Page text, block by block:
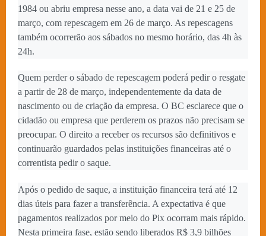
1984 ou abriu empresa nesse ano, a data vai de 21 e 25 de
março, com repescagem em 26 de março. As repescagens
também ocorrerão aos sábados no mesmo horário, das 4h às
24h.
Quem perder o sábado de repescagem poderá pedir o resgate
a partir de 28 de março, independentemente da data de
nascimento ou de criação da empresa. O BC esclarece que o
cidadão ou empresa que perderem os prazos não precisam se
preocupar. O direito a receber os recursos são definitivos e
continuarão guardados pelas instituições financeiras até o
correntista pedir o saque.
Após o pedido de saque, a instituição financeira terá até 12
dias úteis para fazer a transferência. A expectativa é que
pagamentos realizados por meio do Pix ocorram mais rápido.
Nesta primeira fase, estão sendo liberados R$ 3,9 bilhões